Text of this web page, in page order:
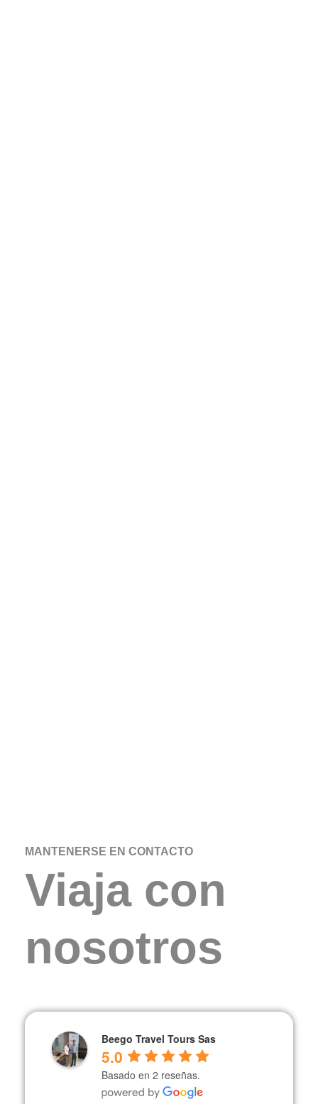
MANTENERSE EN CONTACTO
Viaja con
nosotros
Beego Travel Tours Sas
5.0
Basado en 2 reseñas.